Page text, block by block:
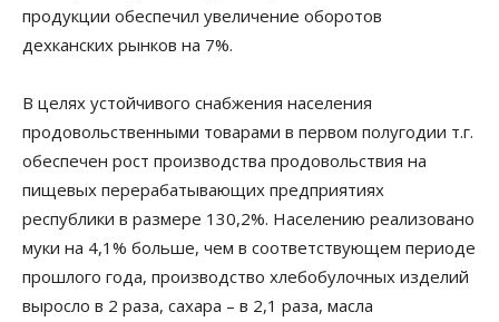
продукции обеспечил увеличение оборотов
дехканских рынков на 7%.
В целях устойчивого снабжения населения
продовольственными товарами в первом полугодии т.г.
обеспечен рост производства продовольствия на
пищевых перерабатывающих предприятиях
республики в размере 130,2%. Населению реализовано
муки на 4,1% больше, чем в соответствующем периоде
прошлого года, производство хлебобулочных изделий
выросло в 2 раза, сахара – в 2,1 раза, масла